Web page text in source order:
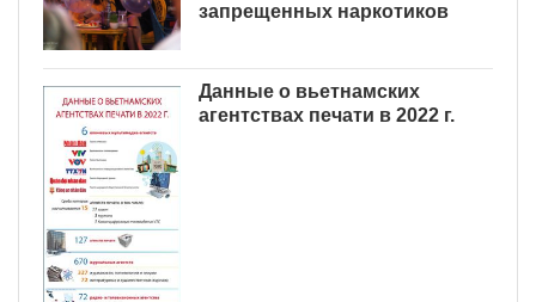
запрещенных наркотиков
Данные о вьетнамских
агентствах печати в 2022 г.